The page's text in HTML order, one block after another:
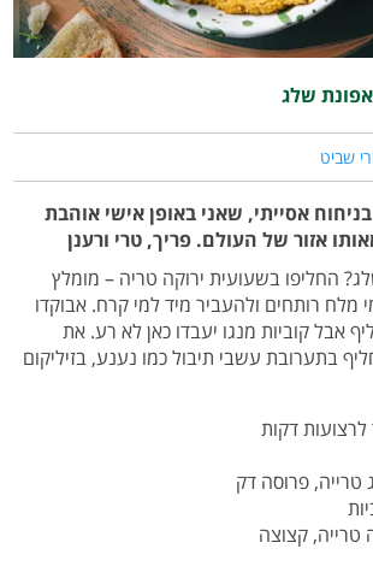
שלג
שביט
אסייתי, שאני באופן אישי אוהבת
אזור של העולם. פריך, טרי ורענן
החליפו בשעועית ירוקה טריה – מומלץ
מלח רותחים ולהעביר מיד למי קרח. אבוקדו
אבל קוביות מנגו יעבדו כאן לא רע. את
בתערובת עשבי תיבול כמו נענע, בזיליקום
טרייה, פרוסה דק
טרייה, קצוצה